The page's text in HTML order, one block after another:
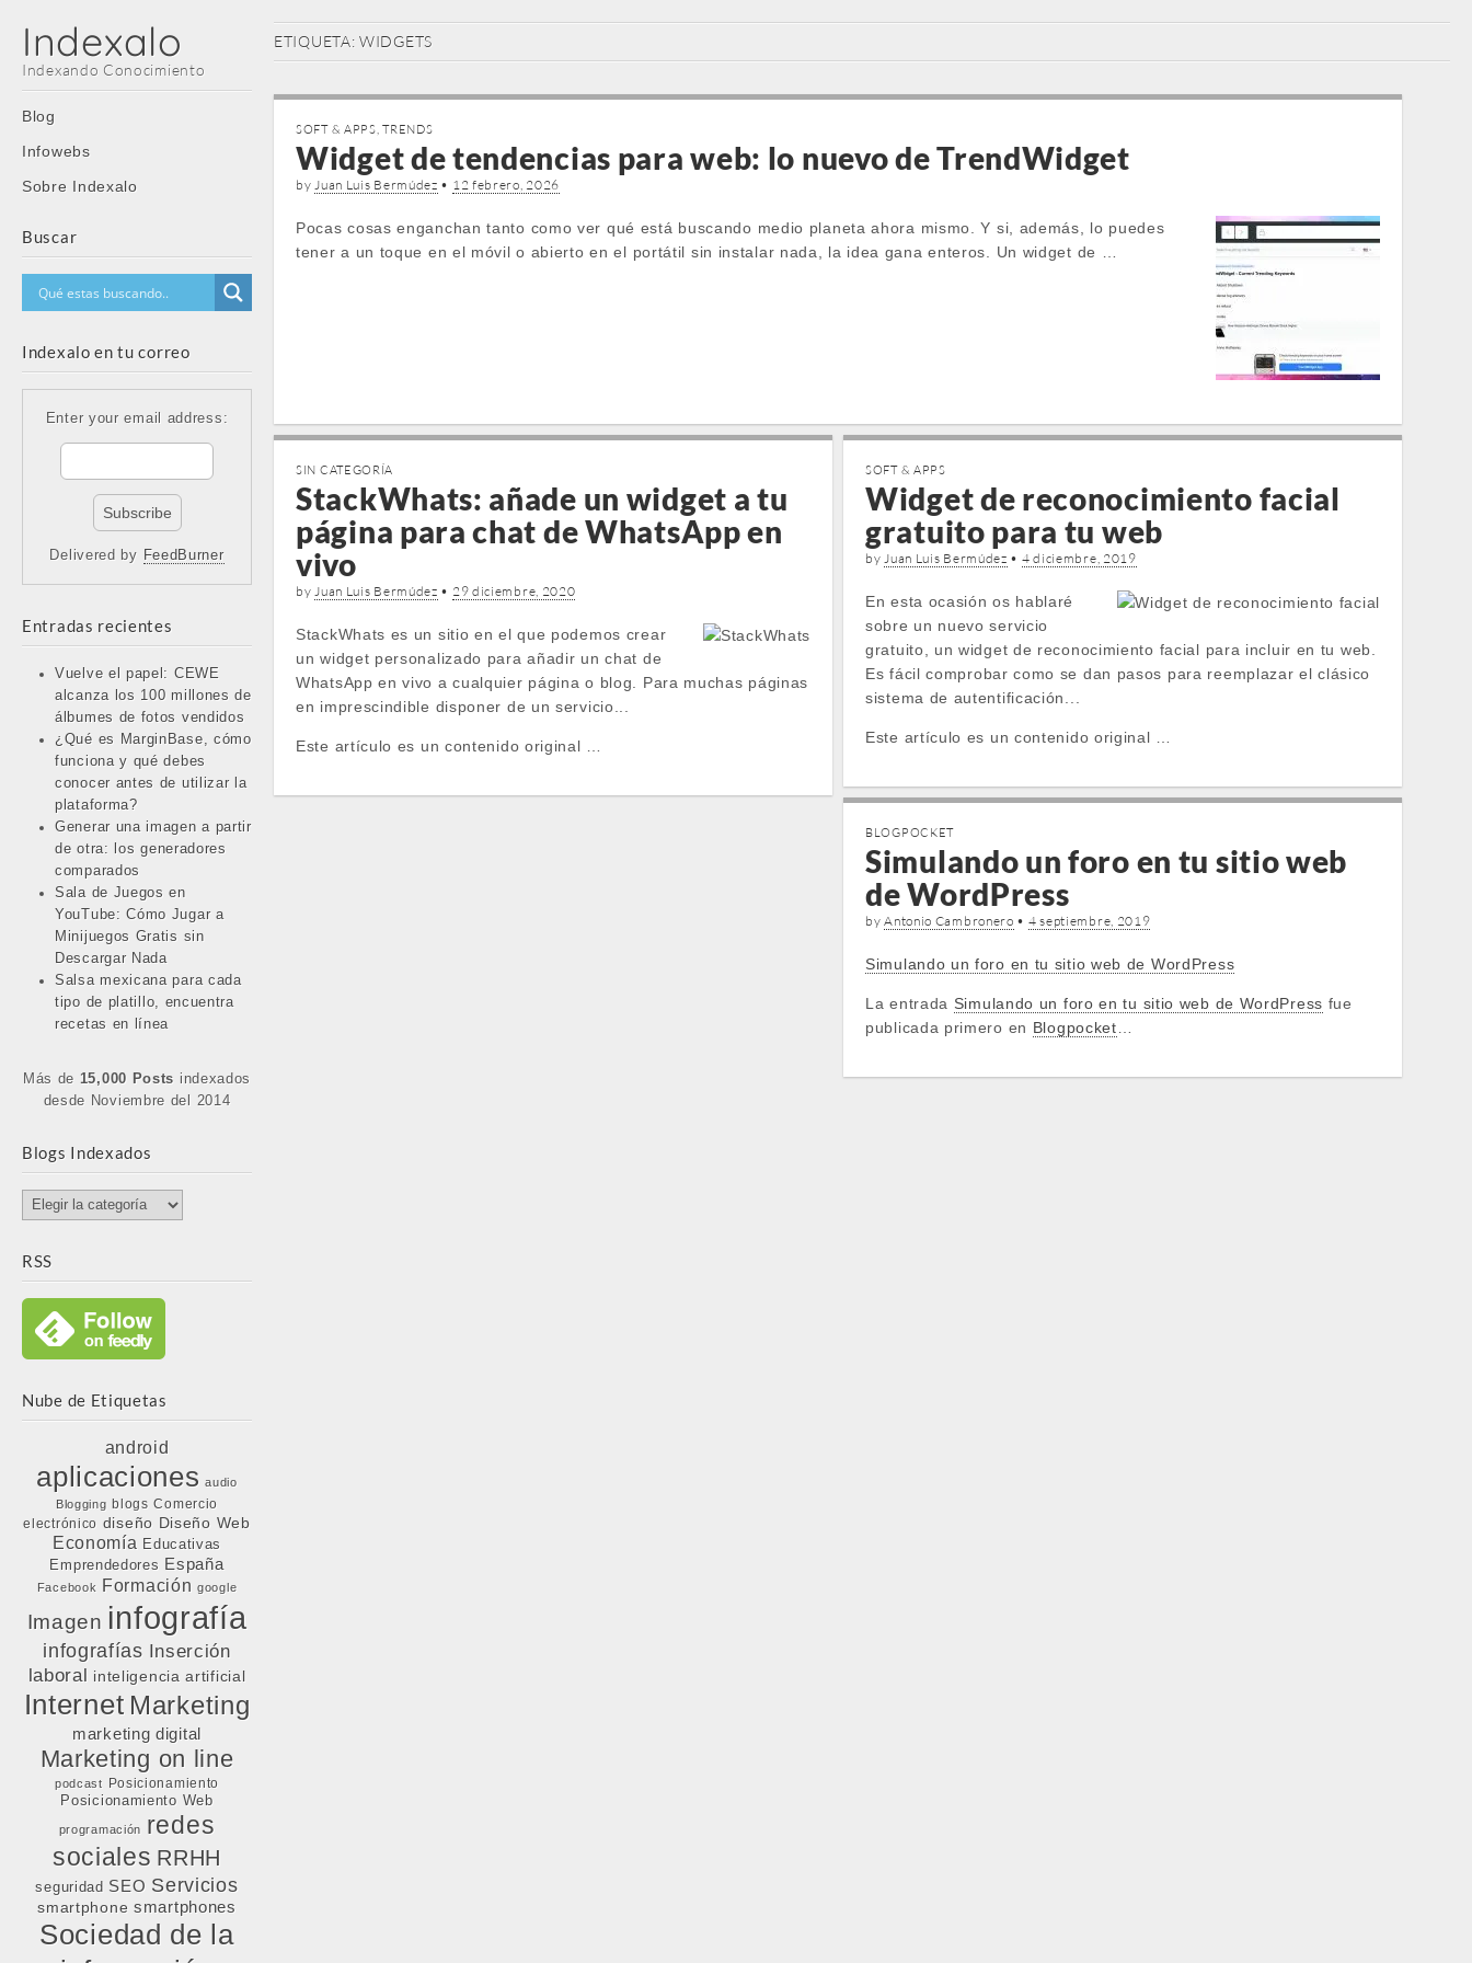
Indexalo
Indexando Conocimiento
Main
menu
Skip
content
Blog
Infowebs
Sobre Indexalo
Buscar
Indexalo en tu correo
Enter your email address:
Delivered by FeedBurner
Entradas recientes
Vuelve el papel: CEWE
alcanza los 100 millones de
álbumes de fotos vendidos
¿Qué es MarginBase, cómo
funciona y qué debes
conocer antes de utilizar la
plataforma?
Generar una imagen a partir
de otra: los generadores
comparados
Sala de Juegos en
YouTube: Cómo Jugar a
Minijuegos Gratis sin
Descargar Nada
Salsa mexicana para cada
tipo de platillo, encuentra
recetas en línea
Más de 15,000 Posts indexados
desde Noviembre del 2014
Blogs Indexados
Blogs
Indexados
RSS
Nube de Etiquetas
android
aplicaciones audio
Blogging blogs Comercio
electrónico diseño Diseño Web
Economía Educativas
Emprendedores España
Facebook Formación google
Imagen infografía
infografías Inserción
laboral inteligencia artificial
Internet Marketing
marketing digital
Marketing on line
podcast
Posicionamiento
Posicionamiento Web
programación redes
sociales RRHH
seguridad SEO Servicios
smartphone smartphones
Sociedad de la
ETIQUETA: WIDGETS
SOFT & APPS,TRENDS
Widget de tendencias para web: lo nuevo de TrendWidget
byJuan Luis Bermúdez • 12 febrero, 2026
Pocas cosas enganchan tanto como ver qué está buscando medio planeta ahora mismo. Y si, además, lo puedes
tener a un toque en el móvil o abierto en el portátil sin instalar nada, la idea gana enteros. Un widget de …
SIN CATEGORÍA
StackWhats: añade un widget a tu
página para chat de WhatsApp en
vivo
byJuan Luis Bermúdez • 29 diciembre, 2020
StackWhats es un sitio en el que podemos crear
un widget personalizado para añadir un chat de
WhatsApp en vivo a cualquier página o blog. Para muchas páginas
en imprescindible disponer de un servicio...
Este artículo es un contenido original …
SOFT & APPS
Widget de reconocimiento facial
gratuito para tu web
byJuan Luis Bermúdez • 4 diciembre, 2019
En esta ocasión os hablaré
sobre un nuevo servicio
gratuito, un widget de reconocimiento facial para incluir en tu web.
Es fácil comprobar como se dan pasos para reemplazar el clásico
sistema de autentificación...
Este artículo es un contenido original …
BLOGPOCKET
Simulando un foro en tu sitio web
de WordPress
byAntonio Cambronero • 4 septiembre, 2019
Simulando un foro en tu sitio web de WordPress
La entrada Simulando un foro en tu sitio web de WordPress fue
publicada primero en Blogpocket